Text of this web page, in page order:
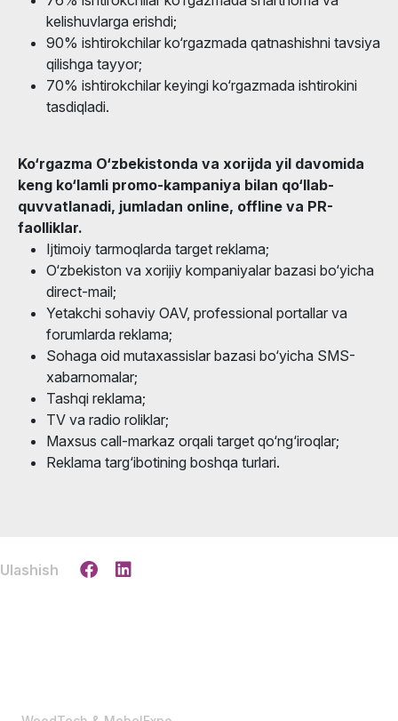
kelishuvlarga erishdi;
90% ishtirokchilar ko‘rgazmada qatnashishni tavsiya
qilishga tayyor;
70% ishtirokchilar keyingi ko‘rgazmada ishtirokini
tasdiqladi.
Ko‘rgazma O‘zbekistonda va xorijda yil davomida
keng ko‘lamli promo-kampaniya bilan qo‘llab-
quvvatlanadi, jumladan online, offline va PR-
faolliklar.
Ijtimoiy tarmoqlarda target reklama;
O‘zbekiston va xorijiy kompaniyalar bazasi bo‘yicha
direct-mail;
Yetakchi sohaviy OAV, professional portallar va
forumlarda reklama;
Sohaga oid mutaxassislar bazasi bo‘yicha SMS-
xabarnomalar;
Tashqi reklama;
TV va radio roliklar;
Maxsus call-markaz orqali target qo‘ng‘iroqlar;
Reklama targ‘ibotining boshqa turlari.
Ulashish